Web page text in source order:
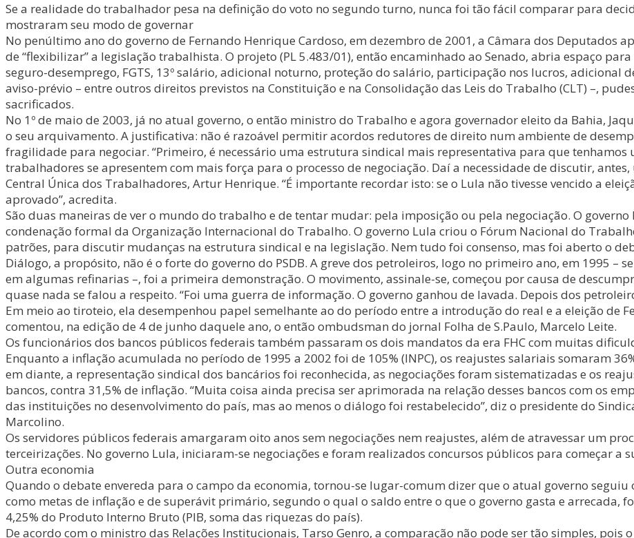
Se a realidade do trabalhador pesa na definição do voto no segundo turno, nunca foi tão fácil comparar para
mostraram seu modo de governar
No penúltimo ano do governo de Fernando Henrique Cardoso, em dezembro de 2001, a Câmara dos Deputados
de “flexibilizar” a legislação trabalhista. O projeto (PL 5.483/01), então encaminhado ao Senado, abria espaço
seguro-desemprego, FGTS, 13º salário, adicional noturno, proteção do salário, participação nos lucros, adicional
aviso-prévio – entre outros direitos previstos na Constituição e na Consolidação das Leis do Trabalho (CLT) –,
sacrificados.
No 1º de maio de 2003, já no atual governo, o então ministro do Trabalho e agora governador eleito da Bahia,
o seu arquivamento. A justificativa: não é razoável permitir acordos redutores de direito num ambiente de
fragilidade para negociar. “Primeiro, é necessário uma estrutura sindical mais representativa para que
trabalhadores se apresentem com mais força para o processo de negociação. Daí a necessidade de discutir,
Central Única dos Trabalhadores, Artur Henrique. “É importante recordar isto: se o Lula não tivesse vencido a
aprovado”, acredita.
São duas maneiras de ver o mundo do trabalho e de tentar mudar: pela imposição ou pela negociação. O
condenação formal da Organização Internacional do Trabalho. O governo Lula criou o Fórum Nacional do
patrões, para discutir mudanças na estrutura sindical e na legislação. Nem tudo foi consenso, mas foi aberto o
Diálogo, a propósito, não é o forte do governo do PSDB. A greve dos petroleiros, logo no primeiro ano, em 1995 –
em algumas refinarias –, foi a primeira demonstração. O movimento, assinale-se, começou por causa de
quase nada se falou a respeito. “Foi uma guerra de informação. O governo ganhou de lavada. Depois dos
Em meio ao tiroteio, ela desempenhou papel semelhante ao do período entre a introdução do real e a eleição de
comentou, na edição de 4 de junho daquele ano, o então ombudsman do jornal Folha de S.Paulo, Marcelo Leite.
Os funcionários dos bancos públicos federais também passaram os dois mandatos da era FHC com muitas
Enquanto a inflação acumulada no período de 1995 a 2002 foi de 105% (INPC), os reajustes salariais somaram
em diante, a representação sindical dos bancários foi reconhecida, as negociações foram sistematizadas e os
bancos, contra 31,5% de inflação. “Muita coisa ainda precisa ser aprimorada na relação desses bancos com os
das instituições no desenvolvimento do país, mas ao menos o diálogo foi restabelecido”, diz o presidente do
Marcolino.
Os servidores públicos federais amargaram oito anos sem negociações nem reajustes, além de atravessar um
terceirizações. No governo Lula, iniciaram-se negociações e foram realizados concursos públicos para começar a
Outra economia
Quando o debate envereda para o campo da economia, tornou-se lugar-comum dizer que o atual governo
como metas de inflação e de superávit primário, segundo o qual o saldo entre o que o governo gasta e arrecada,
4,25% do Produto Interno Bruto (PIB, soma das riquezas do país).
De acordo com o ministro das Relações Institucionais, Tarso Genro, a comparação não pode ser tão simples,